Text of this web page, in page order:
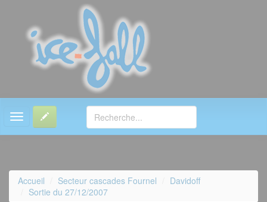
MENU
Accueil Secteur cascades Fournel
Davidoff
Sortie du 27/12/2007